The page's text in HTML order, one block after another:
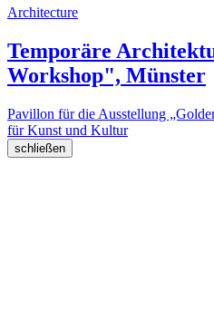
Architecture
Temporäre
Workshop", Münster
Pavillon für die Ausstellung
für Kunst und Kultur
schließen